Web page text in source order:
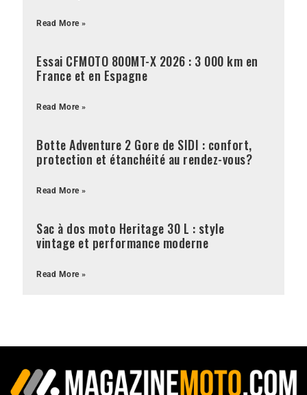
Read More »
Essai CFMOTO 800MT-X 2026 : 3 000 km en
France et en Espagne
Read More »
Botte Adventure 2 Gore de SIDI : confort,
protection et étanchéité au rendez-vous?
Read More »
Sac à dos moto Heritage 30 L : style
vintage et performance moderne
Read More »